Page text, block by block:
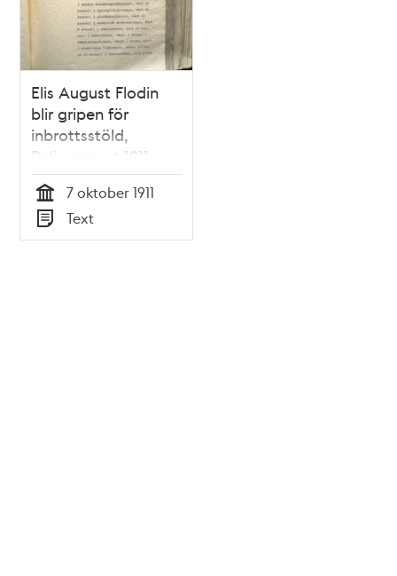
Elis August Flodin
blir gripen för
inbrottsstöld,
Polisrapport 1911
Tid
7 oktober 1911
Typ
Text